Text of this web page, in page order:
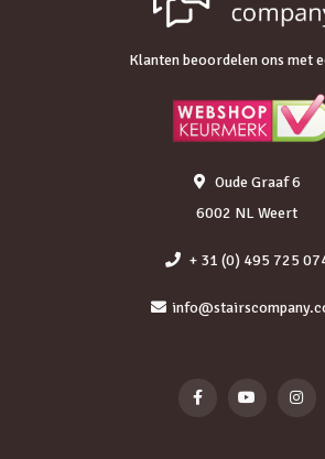
Klanten beoordelen ons met
Oude Graaf 6
6002 NL Weert
+ 31 (0) 495 725